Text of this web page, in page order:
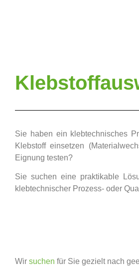
Sie haben ein klebtechnisches
Klebstoff einsetzen
Eignung testen?
Sie suchen eine praktikable
klebtechnischer Prozess- oder
Wir suchen für Sie gezielt nach